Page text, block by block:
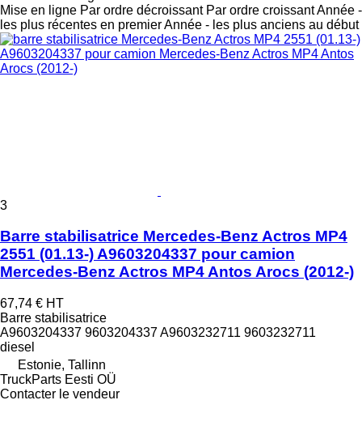
Mise en ligne Par ordre décroissant Par ordre croissantAnnée -
les plus récentes en premierAnnée - les plus anciens au début
3
Barre stabilisatrice Mercedes-Benz Actros MP4
2551 (01.13-) A9603204337 pour camion
Mercedes-Benz Actros MP4 Antos Arocs (2012-)
67,74 € HT
Barre stabilisatrice
A9603204337 9603204337 A9603232711 9603232711
diesel
Estonie, Tallinn
TruckParts Eesti OÜ
Contacter le vendeur